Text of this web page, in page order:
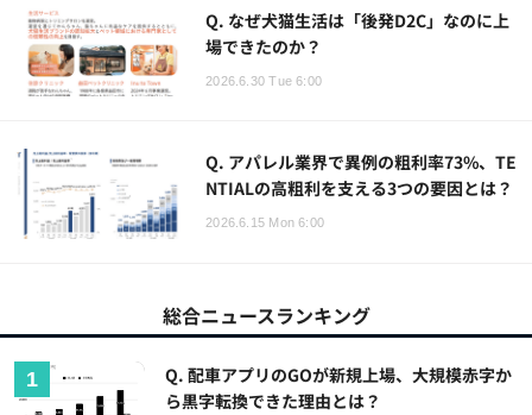
Q. なぜ犬猫生活は「後発D2C」なのに上
場できたのか？
2026.6.30 Tue 6:00
Q. アパレル業界で異例の粗利率73%、TE
NTIALの高粗利を支える3つの要因とは？
2026.6.15 Mon 6:00
総合ニュースランキング
Q. 配車アプリのGOが新規上場、大規模赤字か
ら黒字転換できた理由とは？